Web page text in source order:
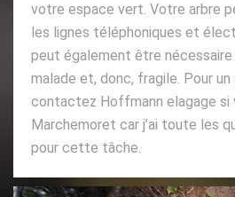
votre espace vert. Votre arbre
les lignes téléphoniques et
peut également être nécessaire
malade et, donc, fragile. Pour
contactez Hoffmann elagage si
Marchemoret car j’ai toute les
pour cette tâche.